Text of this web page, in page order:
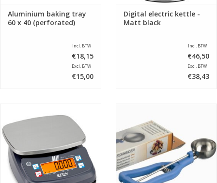
Aluminium baking tray
60 x 40 (perforated)
Incl. BTW
€18,15
Excl. BTW
€15,00
Digital electric kettle -
Matt black
Incl. BTW
€46,50
Excl. BTW
€38,43